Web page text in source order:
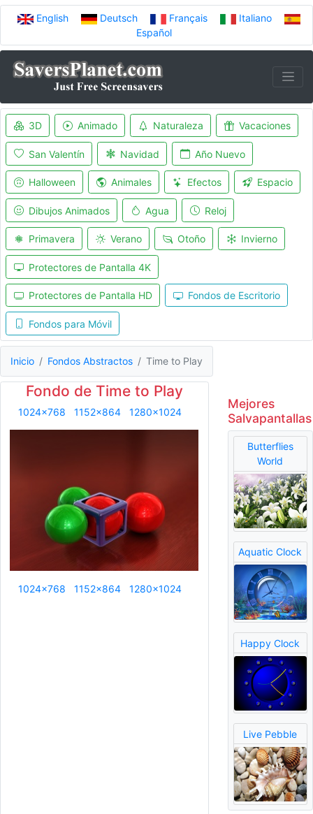
English Deutsch Français
Italiano
Español
3D Animado Naturaleza Vacaciones
San Valentín Navidad Año Nuevo
Halloween Animales Efectos Espacio
Dibujos Animados Agua Reloj
Primavera Verano Otoño Invierno
Protectores de Pantalla 4K
Protectores de Pantalla HD Fondos de Escritorio
Fondos para Móvil
Inicio Fondos Abstractos Time to Play
Fondo de Time to Play
1024x768 1152x864 1280x1024
1024x768 1152x864 1280x1024
Mejores
Salvapantallas
Butterflies
World
Aquatic Clock
Happy Clock
Live Pebble